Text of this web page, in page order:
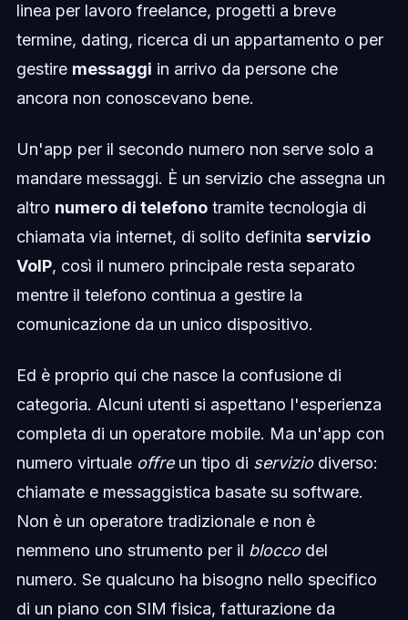
linea per lavoro freelance, progetti a breve
termine, dating, ricerca di un appartamento o per
gestire messaggi in arrivo da persone che
ancora non conoscevano bene.
Un'app per il secondo numero non serve solo a
mandare messaggi. È un servizio che assegna un
altro numero di telefonotramite tecnologia di
chiamata via internet, di solito definita servizio
VoIP, così il numero principale resta separato
mentre il telefono continua a gestire la
comunicazione da un unico dispositivo.
Ed è proprio qui che nasce la confusione di
categoria. Alcuni utenti si aspettano l'esperienza
completa di un operatore mobile. Ma un'app con
numero virtuale offreun tipo di serviziodiverso:
chiamate e messaggistica basate su software.
Non è un operatore tradizionale e non è
nemmeno uno strumento per il bloccodel
numero. Se qualcuno ha bisogno nello specifico
di un piano con SIM fisica, fatturazione da